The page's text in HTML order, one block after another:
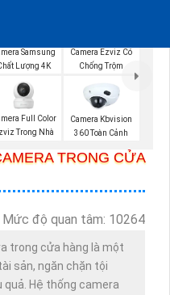
Samsung
Lượng 4K
Camera Ezviz Có
Chống Trộm
Full Color
Trong Nhà
Camera Kbvision
360 Toàn Cảnh
TRONG CỬA
Mức độ quan tâm: 10264
trong cửa hàng là một
sản, ngăn chặn tội
quả. Hệ thống camera